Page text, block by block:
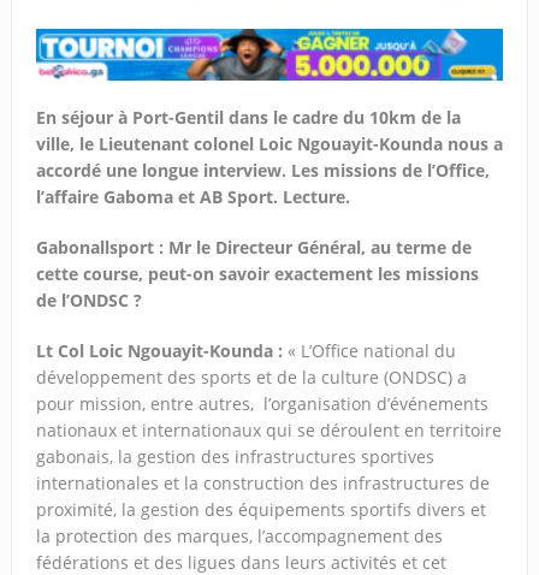
En séjour à Port-Gentil dans le cadre du 10km de la
ville, le Lieutenant colonel Loic Ngouayit-Kounda nous a
accordé une longue interview. Les missions de l’Office,
l’affaire Gaboma et AB Sport. Lecture.
Gabonallsport : Mr le Directeur Général, au terme de
cette course, peut-on savoir exactement les missions
de l’ONDSC ?
Lt Col Loic Ngouayit-Kounda : « L’Office national du
développement des sports et de la culture (ONDSC) a
pour mission, entre autres, l’organisation d’événements
nationaux et internationaux qui se déroulent en territoire
gabonais, la gestion des infrastructures sportives
internationales et la construction des infrastructures de
proximité, la gestion des équipements sportifs divers et
la protection des marques, l’accompagnement des
fédérations et des ligues dans leurs activités et cet